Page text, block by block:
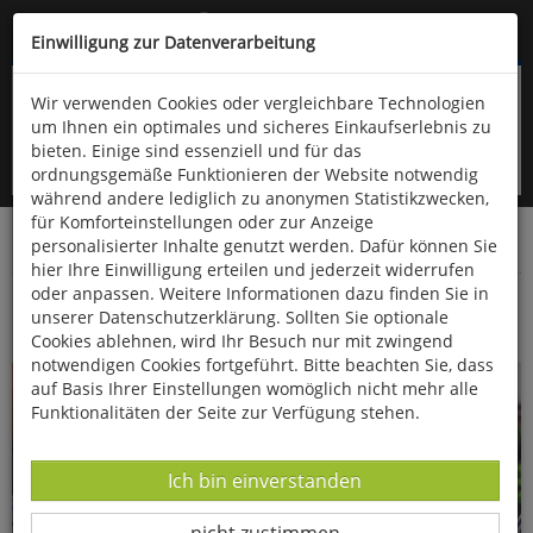
Kompletten Head der Seite überspringen
oder (06766) 9323-960
Startseite Bücher Biologie allgemein Garten
Undercover gärtnern
Einwilligung zur Datenverarbeitung
Wir verwenden Cookies oder vergleichbare Technologien
um Ihnen ein optimales und sicheres Einkaufserlebnis zu
bieten. Einige sind essenziell und für das
ordnungsgemäße Funktionieren der Website notwendig
während andere lediglich zu anonymen Statistikzwecken,
für Komforteinstellungen oder zur Anzeige
personalisierter Inhalte genutzt werden. Dafür können Sie
hier Ihre Einwilligung erteilen und jederzeit widerrufen
oder anpassen. Weitere Informationen dazu finden Sie in
unserer Datenschutzerklärung. Sollten Sie optionale
Cookies ablehnen, wird Ihr Besuch nur mit zwingend
notwendigen Cookies fortgeführt. Bitte beachten Sie, dass
auf Basis Ihrer Einstellungen womöglich nicht mehr alle
Funktionalitäten der Seite zur Verfügung stehen.
Datenverarbeitung -
Ich bin einverstanden